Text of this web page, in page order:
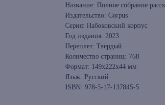
Название: Полное собрание
Издательство: Corpus
Серия: Набоковский корпус
Год издания: 2023
Переплет: Твёрдый
Количество страниц: 768
Формат: 149х222x44 мм
Язык: Русский
ISBN: 978-5-17-137845-5